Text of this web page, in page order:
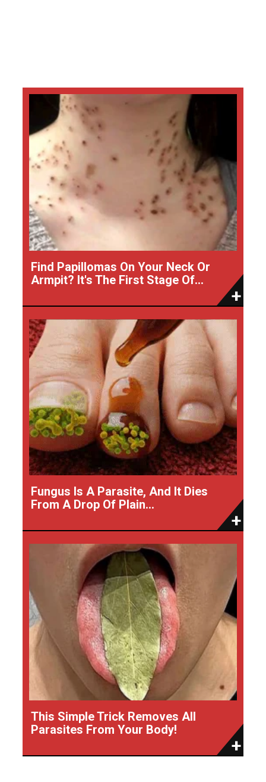
Find Papillomas On Your Neck Or
Armpit? It's The First Stage Of...
Fungus Is A Parasite, And It Dies
From A Drop Of Plain...
This Simple Trick Removes All
Parasites From Your Body!